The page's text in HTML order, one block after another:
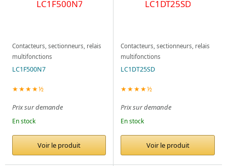
Contacteurs, sectionneurs, relais
multifonctions
LC1F500N7
★★★★½
Prix sur demande
En stock
Voir le produit
Contacteurs, sectionneurs, relais
multifonctions
LC1DT25SD
★★★★½
Prix sur demande
En stock
Voir le produit